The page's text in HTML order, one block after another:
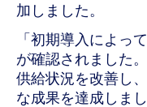
加しました。
「初期導入によっ
が確認されました
供給状況を改善し
な成果を達成しま